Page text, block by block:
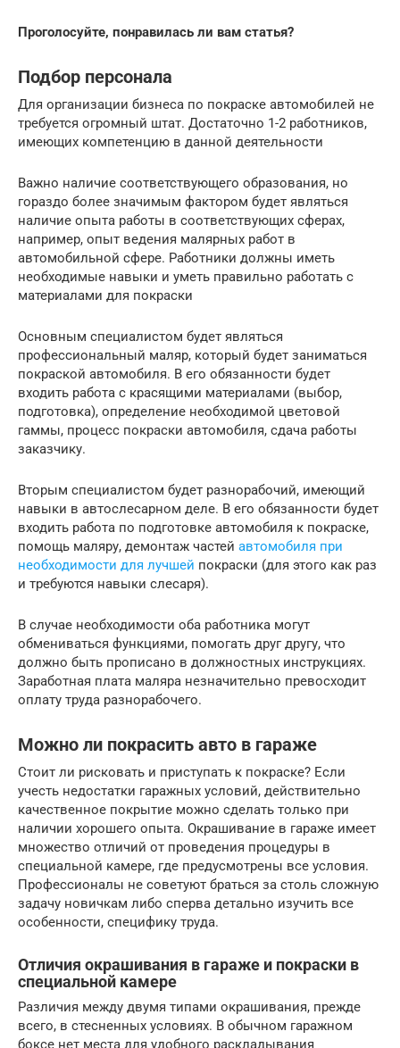
Проголосуйте, понравилась ли вам статья?
Подбор персонала
Для организации бизнеса по покраске автомобилей не
требуется огромный штат. Достаточно 1-2 работников,
имеющих компетенцию в данной деятельности
Важно наличие соответствующего образования, но
гораздо более значимым фактором будет являться
наличие опыта работы в соответствующих сферах,
например, опыт ведения малярных работ в
автомобильной сфере. Работники должны иметь
необходимые навыки и уметь правильно работать с
материалами для покраски
Основным специалистом будет являться
профессиональный маляр, который будет заниматься
покраской автомобиля. В его обязанности будет
входить работа с красящими материалами (выбор,
подготовка), определение необходимой цветовой
гаммы, процесс покраски автомобиля, сдача работы
заказчику.
Вторым специалистом будет разнорабочий, имеющий
навыки в автослесарном деле. В его обязанности будет
входить работа по подготовке автомобиля к покраске,
помощь маляру, демонтаж частей автомобиля при
необходимости для лучшей покраски (для этого как раз
и требуются навыки слесаря).
В случае необходимости оба работника могут
обмениваться функциями, помогать друг другу, что
должно быть прописано в должностных инструкциях.
Заработная плата маляра незначительно превосходит
оплату труда разнорабочего.
Можно ли покрасить авто в гараже
Стоит ли рисковать и приступать к покраске? Если
учесть недостатки гаражных условий, действительно
качественное покрытие можно сделать только при
наличии хорошего опыта. Окрашивание в гараже имеет
множество отличий от проведения процедуры в
специальной камере, где предусмотрены все условия.
Профессионалы не советуют браться за столь сложную
задачу новичкам либо сперва детально изучить все
особенности, специфику труда.
Отличия окрашивания в гараже и покраски в
специальной камере
Различия между двумя типами окрашивания, прежде
всего, в стесненных условиях. В обычном гаражном
боксе нет места для удобного раскладывания